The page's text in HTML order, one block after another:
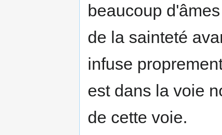
beaucoup
de la sainteté
infuse
est dans la voie
de cette voie.